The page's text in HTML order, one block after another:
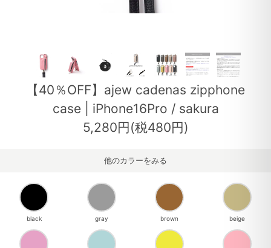
【40％OFF】ajew cadenas zipphone
case | iPhone16Pro / sakura
5,280円(税480円)
他のカラーをみる
black gray brown beige